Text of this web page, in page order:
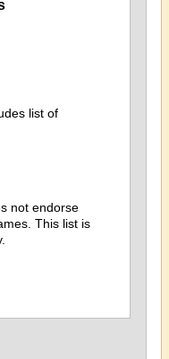
list of
not endorse
This list is